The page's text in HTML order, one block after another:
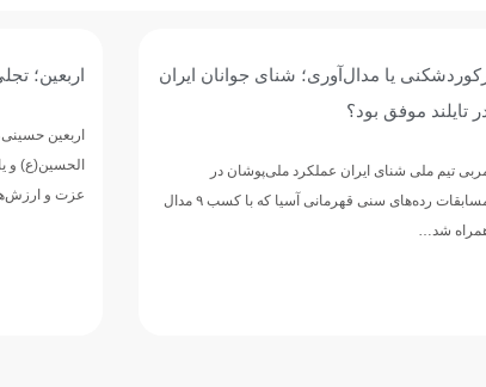
تجلی ماندگاری راه حق و آزادگی
الحسین(ع) و یاران وفادارش در مسیر دفاع از حقیقت،
عزت و ارزش‌های انسانی…
تصویب
آبی
نخستین